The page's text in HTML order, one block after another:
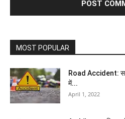
MOST POPULAR
Road Accident:
में...
April 1, 2022